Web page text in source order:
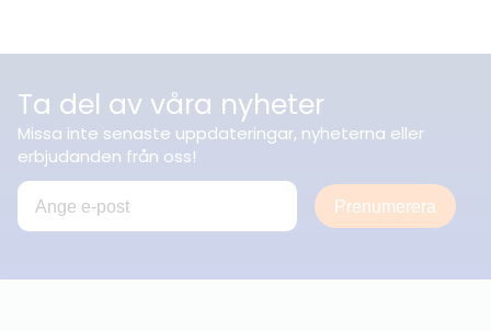
Ta del av våra nyheter
Missa inte senaste uppdateringar, nyheterna eller
erbjudanden från oss!
Prenumerera